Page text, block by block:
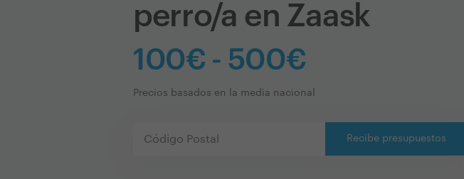
perro/a en Zaask
100€ - 500€
Precios basados en la media nacional
Recibe presupuestos